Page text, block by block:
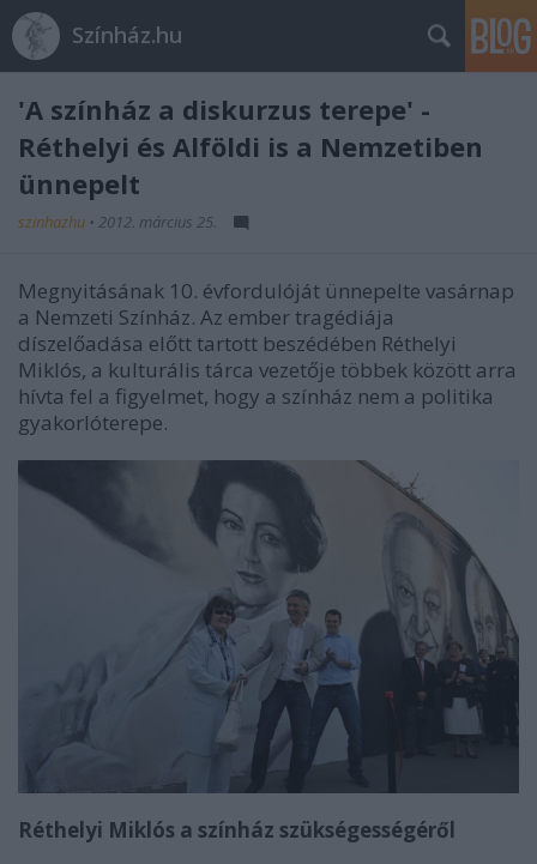
Színház.hu
'A színház a diskurzus terepe' -
Réthelyi és Alföldi is a Nemzetiben
ünnepelt
szinhazhu • 2012. március 25.
Megnyitásának 10. évfordulóját ünnepelte vasárnap
a Nemzeti Színház. Az ember tragédiája
díszelőadása előtt tartott beszédében Réthelyi
Miklós, a kulturális tárca vezetője többek között arra
hívta fel a figyelmet, hogy a színház nem a politika
gyakorlóterepe.
Réthelyi Miklós a színház szükségességéről